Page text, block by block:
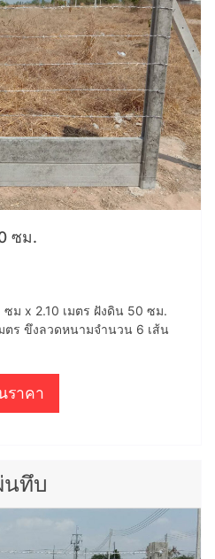
ซม.
ซม x 2.10 เมตร ฝังดิน 50 ซม.
มตร ขึงลวดหนามจำนวน 6 เส้น
ราคา
นทึบ